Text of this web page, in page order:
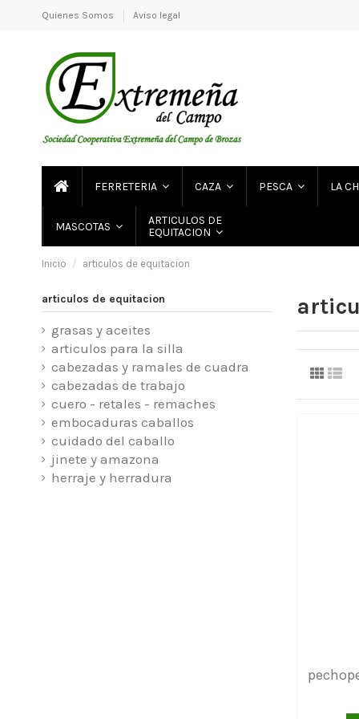
Quienes Somos Aviso legal
FERRETERIA CAZA PESCA LA
MASCOTAS
ARTICULOS DE
EQUITACION
Inicio articulos de equitacion
articulos de equitacion
grasas y aceites
articulos para la silla
cabezadas y ramales de cuadra
cabezadas de trabajo
cuero - retales - remaches
embocaduras caballos
cuidado del caballo
jinete y amazona
herraje y herradura